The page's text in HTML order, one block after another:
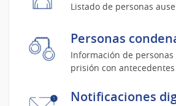
Listado de personas
Personas
Información de personas
prisión con antecedentes
Notificaciones